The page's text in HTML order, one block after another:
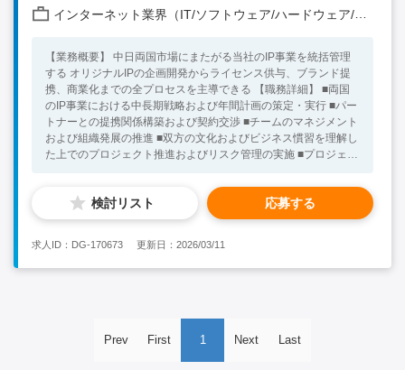
インターネット業界（IT/ソフトウェア/ハードウェア/モバイル/通信 他）
【業務概要】 中日両国市場にまたがる当社のIP事業を統括管理
する オリジナルIPの企画開発からライセンス供与、ブランド提
携、商業化までの全プロセスを主導できる 【職務詳細】 ■両国
のIP事業における中長期戦略および年間計画の策定・実行 ■パー
トナーとの提携関係構築および契約交渉 ■チームのマネジメント
および組織発展の推進 ■双方の文化およびビジネス慣習を理解し
た上でのプロジェクト推進およびリスク管理の実施 ■プロジェク
告 ■オリジナルIPの企画・開発管理 【魅力】 ★有名企業からの
信頼を得ている！ ★多国籍社員がいて、様々の文化を尊重す
る！ ★自由な発想も発揮できる、オープンな仕事環境！ ★競合
可能！ ★teambuilding&社団活動などがあり！ 【必須条件】 ■大
卒 ■中国語ビジネスレベル ■5年以上IP、ブランド、コンテン
あり ■異文化環境下での調整能力、リーダーシップ及び企画推進
検討リスト 応募する
求人ID：DG-170673 更新日：2026/03/11
Prev First 1 Next Last